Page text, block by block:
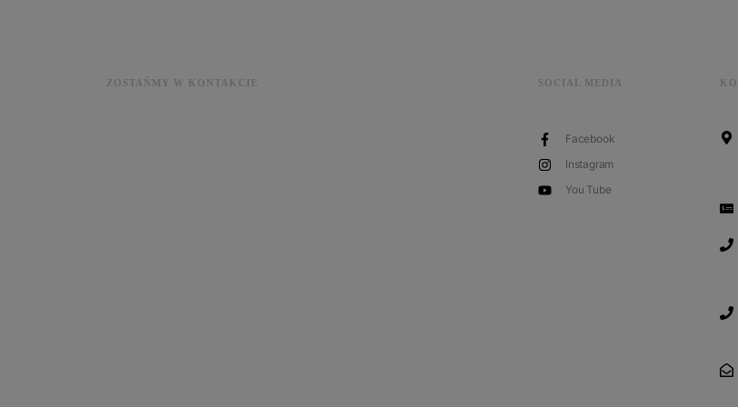
ZOSTAŃMY W KONTAKCIE SOCIAL MEDIA
Facebook
Instagram
You Tube